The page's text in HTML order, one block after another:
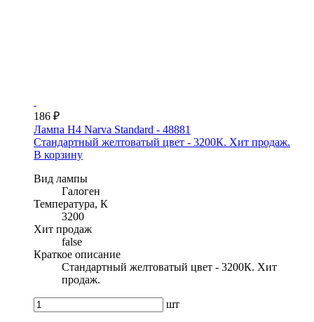
186 ₽
Лампа H4 Narva Standard - 48881
Стандартный желтоватый цвет - 3200К. Хит продаж.
В корзину
Вид лампы
Галоген
Температура, К
3200
Хит продаж
false
Краткое описание
Стандартный желтоватый цвет - 3200К. Хит
продаж.
шт